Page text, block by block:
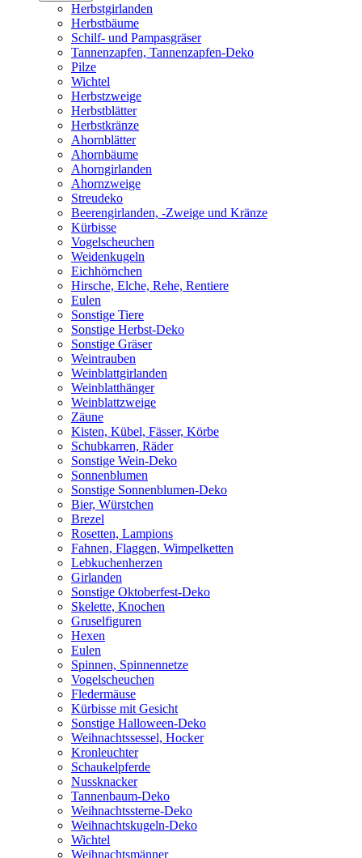
Herbstgirlanden
Herbstbäume
Schilf- und Pampasgräser
Tannenzapfen, Tannenzapfen-Deko
Pilze
Wichtel
Herbstzweige
Herbstblätter
Herbstkränze
Ahornblätter
Ahornbäume
Ahorngirlanden
Ahornzweige
Streudeko
Beerengirlanden, -Zweige und Kränze
Kürbisse
Vogelscheuchen
Weidenkugeln
Eichhörnchen
Hirsche, Elche, Rehe, Rentiere
Eulen
Sonstige Tiere
Sonstige Herbst-Deko
Sonstige Gräser
Weintrauben
Weinblattgirlanden
Weinblatthänger
Weinblattzweige
Zäune
Kisten, Kübel, Fässer, Körbe
Schubkarren, Räder
Sonstige Wein-Deko
Sonnenblumen
Sonstige Sonnenblumen-Deko
Bier, Würstchen
Brezel
Rosetten, Lampions
Fahnen, Flaggen, Wimpelketten
Lebkuchenherzen
Girlanden
Sonstige Oktoberfest-Deko
Skelette, Knochen
Gruselfiguren
Hexen
Eulen
Spinnen, Spinnennetze
Vogelscheuchen
Fledermäuse
Kürbisse mit Gesicht
Sonstige Halloween-Deko
Weihnachtssessel, Hocker
Kronleuchter
Schaukelpferde
Nussknacker
Tannenbaum-Deko
Weihnachtssterne-Deko
Weihnachtskugeln-Deko
Wichtel
Weihnachtsmänner